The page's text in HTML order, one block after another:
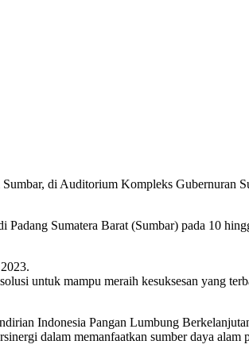
di Auditorium Kompleks Gubernuran
Sumatera Barat (Sumbar) pada 10
untuk mampu meraih kesuksesan yang
Indonesia Pangan Lumbung
dalam memanfaatkan sumber daya alam